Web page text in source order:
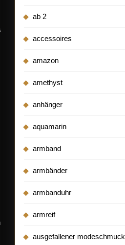
ab 2
accessoires
amazon
amethyst
anhänger
aquamarin
armband
armbänder
armbanduhr
armreif
ausgefallener modeschmuck